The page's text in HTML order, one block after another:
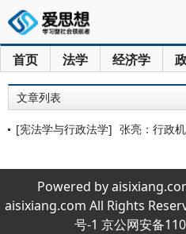
首页 法学 经济学
文章列表
[宪法学与行政法学] 张亮：行政机
Powered by
aisixiang.com All Rights
号-1 京公网安备